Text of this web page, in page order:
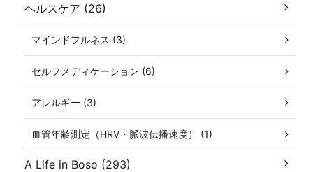
ヘルスケア (26)
マインドフルネス (3)
セルフメディケーション (6)
アレルギー (3)
血管年齢測定（HRV・脈波伝播速度） (1)
A Life in Boso (293)